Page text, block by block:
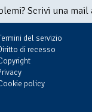
Scrivi una
del servizio
di recesso
policy